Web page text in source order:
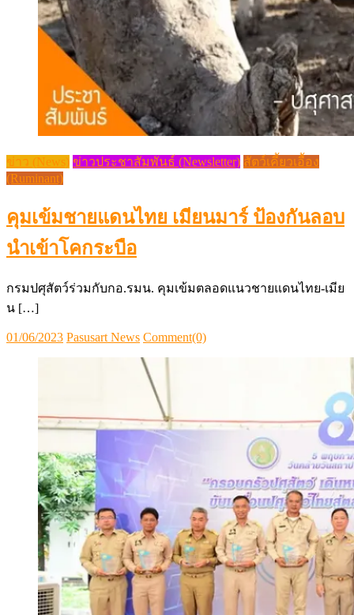
ข่าว (News) ข่าวประชาสัมพันธ์ (Newsletter) สัตว์เคี้ยวเอื้อง
(Ruminant)
คุมเข้มชายแดนไทย เมียนมาร์ ป้องกันลอบ
นำเข้าโคกระบือ
กรมปศุสัตว์ร่วมกับกอ.รมน. คุมเข้มตลอดแนวชายแดนไทย-เมีย
น […]
Posted
01/06/2023 Author
Pasusart News Comment(0)